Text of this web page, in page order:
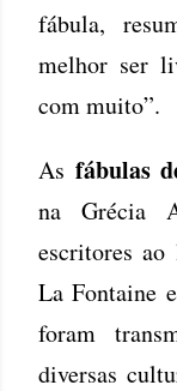
fábula,
melhor ser
com muito”.
As fábulas
na Grécia
escritores ao
La Fontaine
foram
diversas